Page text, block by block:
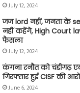
July 12, 2024
जज lord नहीं, जनता के
नहीं कहेंगे, High Court
फैसला
July 12, 2024
कंगना रनौत को चंडीगढ़
गिरफ्तार हुई CISF की
June 6, 2024